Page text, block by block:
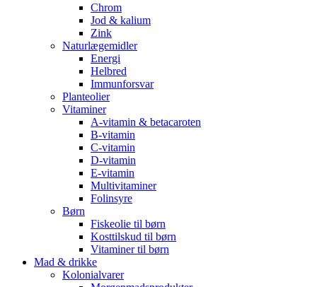
Chrom
Jod & kalium
Zink
Naturlægemidler
Energi
Helbred
Immunforsvar
Planteolier
Vitaminer
A-vitamin & betacaroten
B-vitamin
C-vitamin
D-vitamin
E-vitamin
Multivitaminer
Folinsyre
Børn
Fiskeolie til børn
Kosttilskud til børn
Vitaminer til børn
Mad & drikke
Kolonialvarer